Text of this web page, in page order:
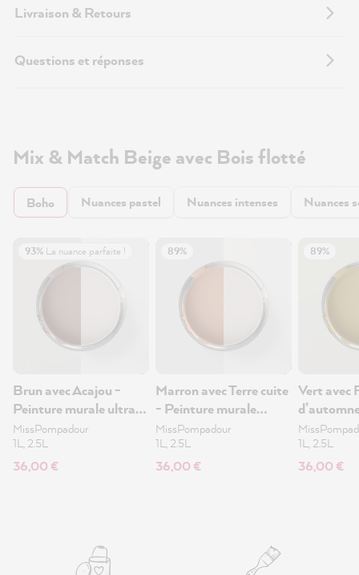
Livraison & Retours
Questions et réponses
Mix & Match Beige avec Bois flotté
Boho Nuances pastel Nuances intenses Nuances
93% La nuance parfaite !
Brun avec Acajou -
Peinture murale ultra-
mate 1L
MissPompadour
1L, 2.5L
36,00 €
89%
Marron avec Terre cuite
- Peinture murale
ultra-mate 1L
MissPompadour
1L, 2.5L
36,00 €
89%
Vert avec
murale
1L, 2.5L
36,00 €